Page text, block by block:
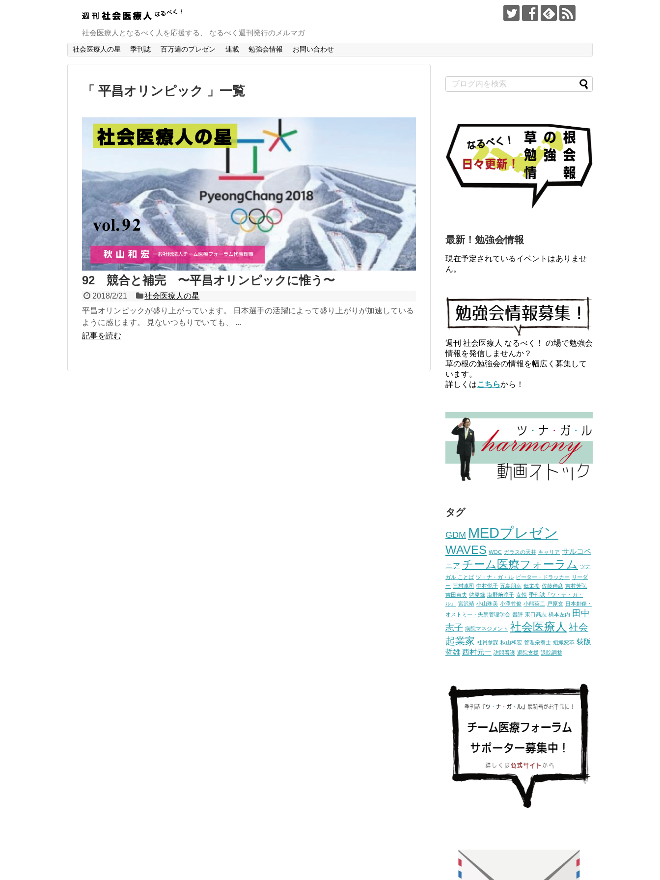
社会医療人となるべく人を応援する、 なるべく週刊発行のメルマガ
社会医療人の星 季刊誌 百万遍のプレゼン 連載 勉強会情報 お問い合わせ
「 平昌オリンピック 」一覧
92 競合と補完 〜平昌オリンピックに惟う〜
2018/2/21
社会医療人の星
平昌オリンピックが盛り上がっています。 日本選手の活躍によって盛り上がりが加速している
ように感じます。 見ないつもりでいても、 ...
記事を読む
最新！勉強会情報
現在予定されているイベントはありませ
ん。
週刊 社会医療人 なるべく！ の場で勉強会
情報を発信しませんか？
草の根の勉強会の情報を幅広く募集して
います。
詳しくはこちらから！
タグ
GDM MEDプレゼン
WAVES WOC ガラスの天井 キャリア サルコペ
ニア チーム医療フォーラム
ツナ
ガル ことば ツ・ナ・ガ・ル ピーター・ドラッカー リーダ
ー 三村卓司 中村悦子 五島朋幸 低栄養 佐藤伸彦 吉村芳弘
吉田貞夫 啓発録 塩野﨑淳子 女性 季刊誌『ツ・ナ・ガ・
ル』
宮沢靖 小山珠美 小澤竹俊 小熊英二 戸原玄 日本創傷・
オストミー・失禁管理学会 書評 東口髙志 橋本左内
田中
志子 病院マネジメント 社会医療人 社会
起業家 社員参謀 秋山和宏 管理栄養士 組織変革 荻阪
哲雄 西村元一 訪問看護 退院支援 退院調整